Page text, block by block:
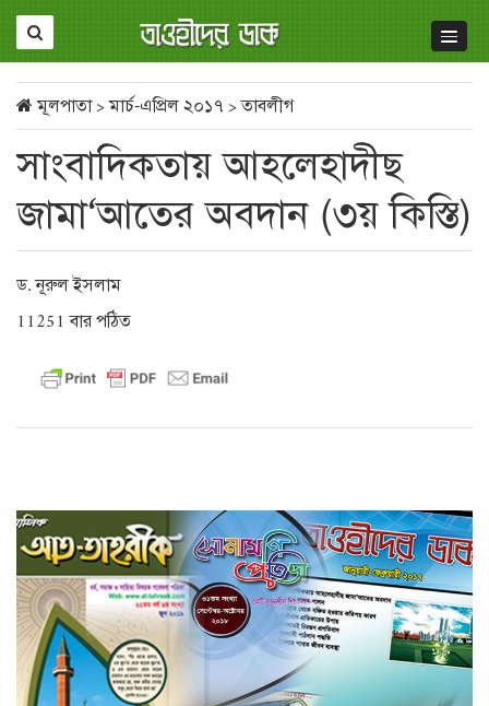
মূলপাতা> মার্চ-এপ্রিল ২০১৭ > তাবলীগ
সাংবাদিকতায় আহলেহাদীছ
জামা‘আতের অবদান (৩য় কিস্তি)
ড. নূরুল ইসলাম
11251 বার পঠিত